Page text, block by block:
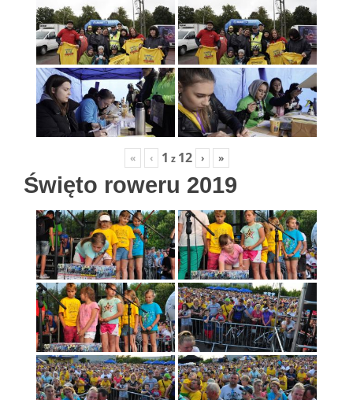
« ‹ 1 z 12 › »
Święto roweru 2019